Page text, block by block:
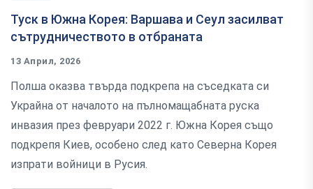
Туск в Южна Корея: Варшава и Сеул засилват
сътрудничеството в отбраната
13 Април, 2026
Полша оказва твърда подкрепа на съседката си
Украйна от началото на пълномащабната руска
инвазия през февруари 2022 г. Южна Корея също
подкрепя Киев, особено след като Северна Корея
изпрати войници в Русия.